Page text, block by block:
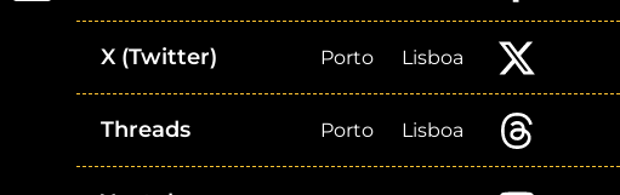
X (Twitter) Porto Lisboa
Threads Porto Lisboa